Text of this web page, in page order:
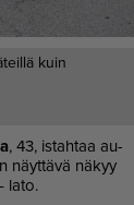
kuin
, 43, is­tah­taa au­
näyt­tä­vä nä­kyy
lato.